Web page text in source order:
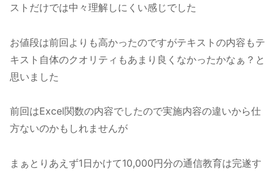
ストだけでは中々理解しにくい感じでした
お値段は前回よりも高かったのですがテキストの内容もテ
キスト自体のクオリティもあまり良くなかったかなぁ？と
思いました
前回はExcel関数の内容でしたので実施内容の違いから仕
方ないのかもしれませんが
まぁとりあえず1日かけて10,000円分の通信教育は完遂す